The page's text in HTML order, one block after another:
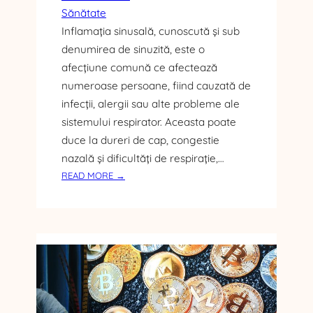
R
U
I
L
N
A
M
B
I
E
Sănătate
Inflamația sinusală, cunoscută și sub
denumirea de sinuzită, este o
afecțiune comună ce afectează
numeroase persoane, fiind cauzată de
infecții, alergii sau alte probleme ale
sistemului respirator. Aceasta poate
duce la dureri de cap, congestie
nazală și dificultăți de respirație,…
READ MORE →
E
N
T
E